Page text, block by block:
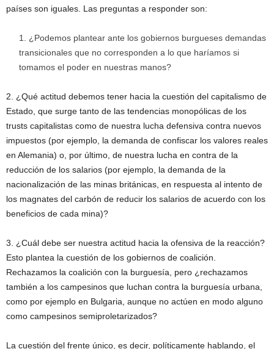
países son iguales. Las preguntas a responder son:
¿Podemos plantear ante los gobiernos burgueses demandas
transicionales que no corresponden a lo que haríamos si
tomamos el poder en nuestras manos?
2. ¿Qué actitud debemos tener hacia la cuestión del capitalismo de
Estado, que surge tanto de las tendencias monopólicas de los
trusts capitalistas como de nuestra lucha defensiva contra nuevos
impuestos (por ejemplo, la demanda de confiscar los valores reales
en Alemania) o, por último, de nuestra lucha en contra de la
reducción de los salarios (por ejemplo, la demanda de la
nacionalización de las minas británicas, en respuesta al intento de
los magnates del carbón de reducir los salarios de acuerdo con los
beneficios de cada mina)?
3. ¿Cuál debe ser nuestra actitud hacia la ofensiva de la reacción?
Esto plantea la cuestión de los gobiernos de coalición.
Rechazamos la coalición con la burguesía, pero ¿rechazamos
también a los campesinos que luchan contra la burguesía urbana,
como por ejemplo en Bulgaria, aunque no actúen en modo alguno
como campesinos semiproletarizados?
La cuestión del frente único, es decir, políticamente hablando, el